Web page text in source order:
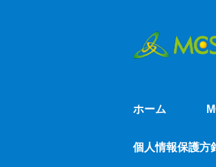
ホーム
個人情報保護方